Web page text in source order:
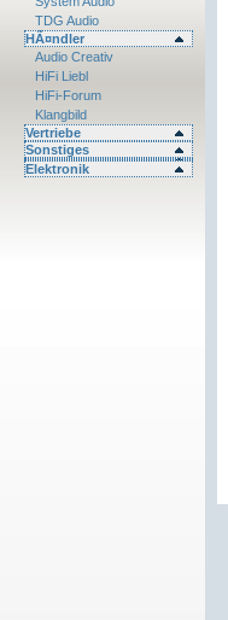
TDG Audio
HÃ¤ndler
Audio Creativ
HiFi Liebl
HiFi-Forum
Klangbild
Vertriebe
Sonstiges
Elektronik